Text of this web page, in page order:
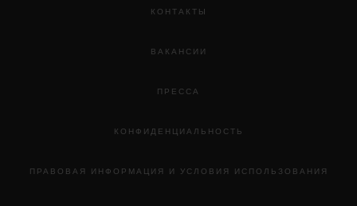
КОНТАКТЫ
ВАКАНСИИ
ПРЕССА
КОНФИДЕНЦИАЛЬНОСТЬ
ПРАВОВАЯ ИНФОРМАЦИЯ И УСЛОВИЯ ИСПОЛЬЗОВАНИЯ